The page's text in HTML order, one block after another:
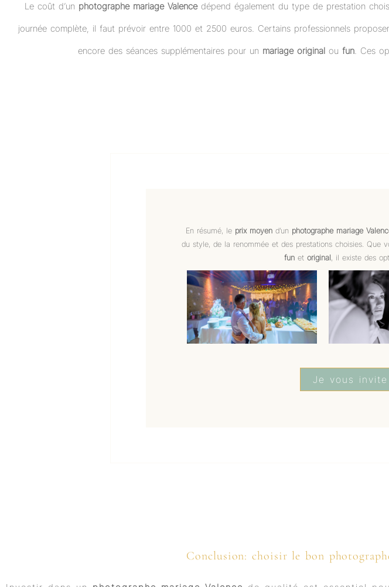
Le coût d’un photographe mariage Valencedépend également du type de prestation
journée complète, il faut prévoir entre 1000 et 2500 euros. Certains professionnels
encore des séances supplémentaires pour un mariage originalou fun. Ces
En résumé, le prix moyend’un photographe mariage
du style, de la renommée et des prestations choisies. Que
funet original, il existe des
Je vous
Conclusion: choisir le bon